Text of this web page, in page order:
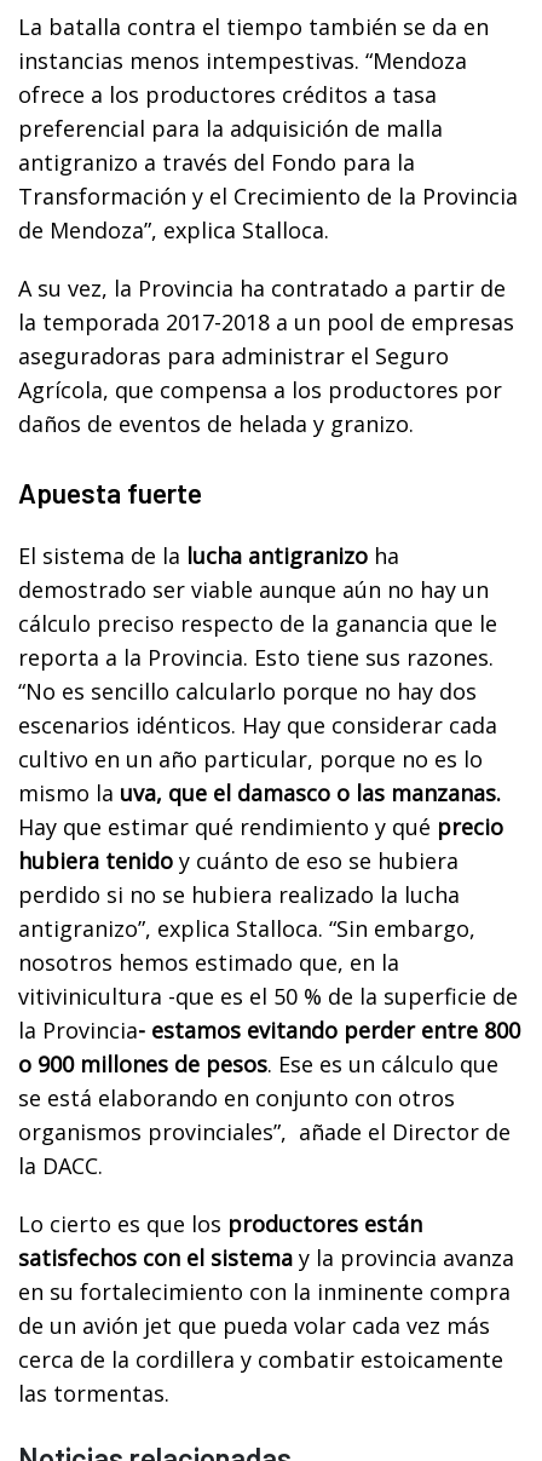
La batalla contra el tiempo también se da en
instancias menos intempestivas. “Mendoza
ofrece a los productores créditos a tasa
preferencial para la adquisición de malla
antigranizo a través del Fondo para la
Transformación y el Crecimiento de la Provincia
de Mendoza”, explica Stalloca.
A su vez, la Provincia ha contratado a partir de
la temporada 2017-2018 a un pool de empresas
aseguradoras para administrar el Seguro
Agrícola, que compensa a los productores por
daños de eventos de helada y granizo.
Apuesta fuerte
El sistema de la lucha antigranizo ha
demostrado ser viable aunque aún no hay un
cálculo preciso respecto de la ganancia que le
reporta a la Provincia. Esto tiene sus razones.
“No es sencillo calcularlo porque no hay dos
escenarios idénticos. Hay que considerar cada
cultivo en un año particular, porque no es lo
mismo la uva, que el damasco o las manzanas.
Hay que estimar qué rendimiento y qué precio
hubiera tenido y cuánto de eso se hubiera
perdido si no se hubiera realizado la lucha
antigranizo”, explica Stalloca. “Sin embargo,
nosotros hemos estimado que, en la
vitivinicultura -que es el 50 % de la superficie de
la Provincia- estamos evitando perder entre 800
o 900 millones de pesos. Ese es un cálculo que
se está elaborando en conjunto con otros
organismos provinciales”, añade el Director de
la DACC.
Lo cierto es que los productores están
satisfechos con el sistema y la provincia avanza
en su fortalecimiento con la inminente compra
de un avión jet que pueda volar cada vez más
cerca de la cordillera y combatir estoicamente
las tormentas.